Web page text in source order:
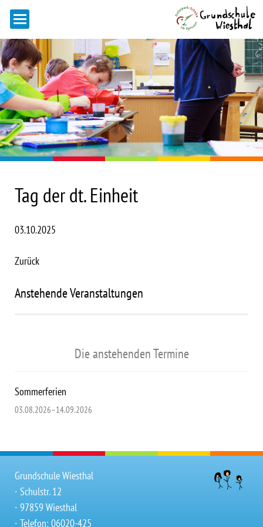
Tag der dt. Einheit
03.10.2025
Zurück
Anstehende Veranstaltungen
Die anstehenden Termine
Sommerferien
03.08.2026–14.09.2026
Grundschule Wiesthal
∙ Schulstr. 12
∙ 97859 Wiesthal
∙ Telefon: 06020-425